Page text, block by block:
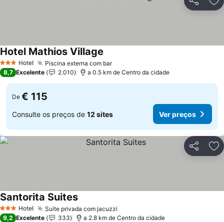
Partilhar
3 EstrelasHotel Piscina externa com barVer preços
Hotel Mathios Village
8,7 Excelente 2.010 a 0.5 km de Centro da cidade
De € 115
Consulte os preços de 12 sites Ver preços
Partilhar
3 EstrelasHotel Suíte privada com jacuzzi
Santorita SuitesVer preços
9,2 Excelente 333 a 2.8 km de Centro da cidade